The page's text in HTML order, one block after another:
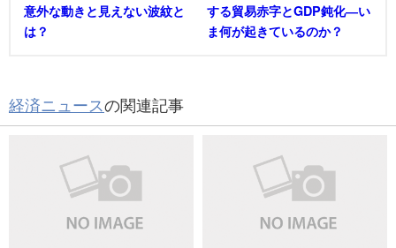
意外な動きと見えない波紋と
は？
する貿易赤字とGDP鈍化―い
ま何が起きているのか？
経済ニュースの関連記事